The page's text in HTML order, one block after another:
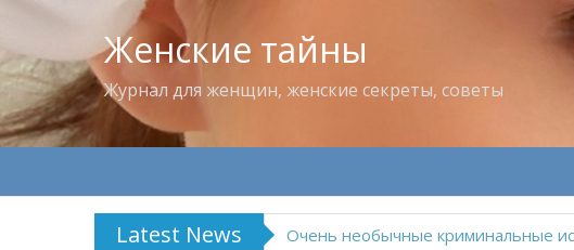
Женские тайны
Журнал для женщин, женские секреты, советы
Latest News Владимир Набоков — повелитель